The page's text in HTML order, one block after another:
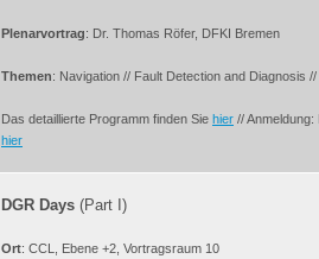
Plenarvortrag: Dr. Thomas Röfer, DFKI Bremen
Themen: Navigation // Fault Detection and Diagnosis
Das detaillierte Programm finden Sie hier //
hier
DGR Days (Part I)
Ort: CCL, Ebene +2, Vortragsraum 10